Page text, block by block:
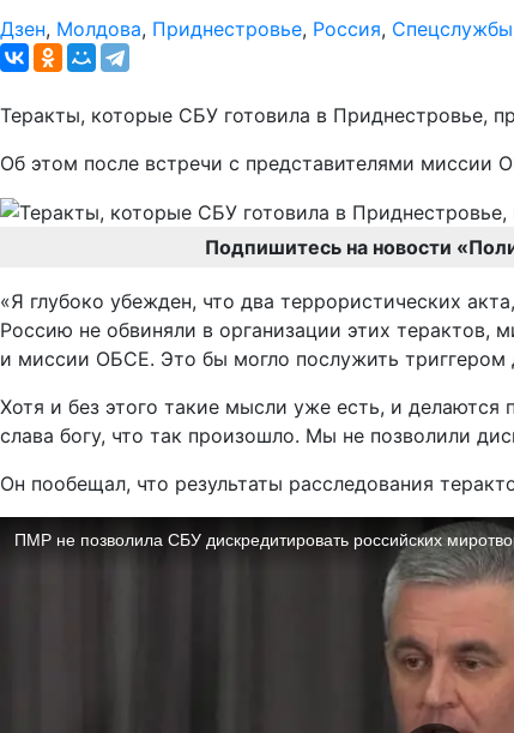
Дзен, Молдова, Приднестровье, Россия, Спецслужбы
Теракты, которые СБУ готовила в Приднестровье,
Об этом после встречи с представителями миссии
Подпишитесь на новости
«Я глубоко убежден, что два террористических
Россию не обвиняли в организации этих терактов,
и миссии ОБСЕ. Это бы могло послужить триггером
Хотя и без этого такие мысли уже есть, и
слава богу, что так произошло. Мы не позволили
Он пообещал, что результаты расследования